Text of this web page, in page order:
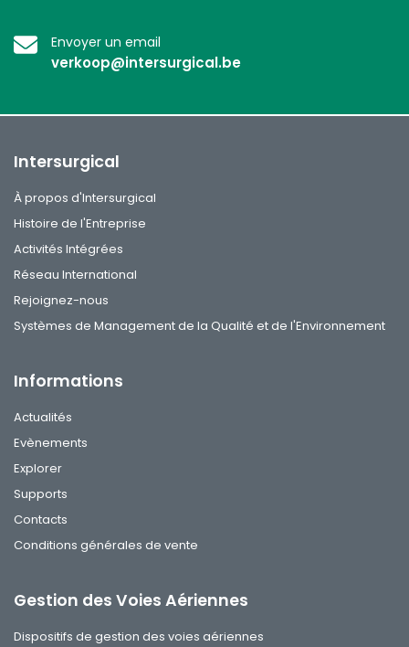
Envoyer un email
verkoop@intersurgical.be
Intersurgical
À propos d'Intersurgical
Histoire de l'Entreprise
Activités Intégrées
Réseau International
Rejoignez-nous
Systèmes de Management de la Qualité et de l'Environnement
Informations
Actualités
Evènements
Explorer
Supports
Contacts
Conditions générales de vente
Gestion des Voies Aériennes
Dispositifs de gestion des voies aériennes